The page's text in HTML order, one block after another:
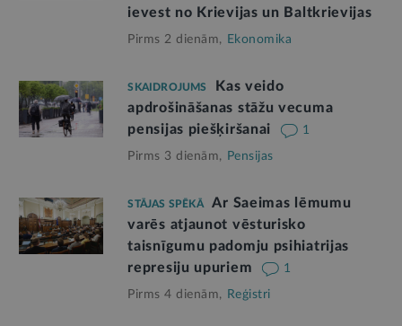
ievest no Krievijas un Baltkrievijas
Pirms 2 dienām, Ekonomika
SKAIDROJUMS
Kas veido
apdrošināšanas stāžu vecuma
pensijas piešķiršanai
1
Pirms 3 dienām, Pensijas
STĀJAS SPĒKĀ
Ar Saeimas lēmumu
varēs atjaunot vēsturisko
taisnīgumu padomju psihiatrijas
represiju upuriem
1
Pirms 4 dienām, Reģistri